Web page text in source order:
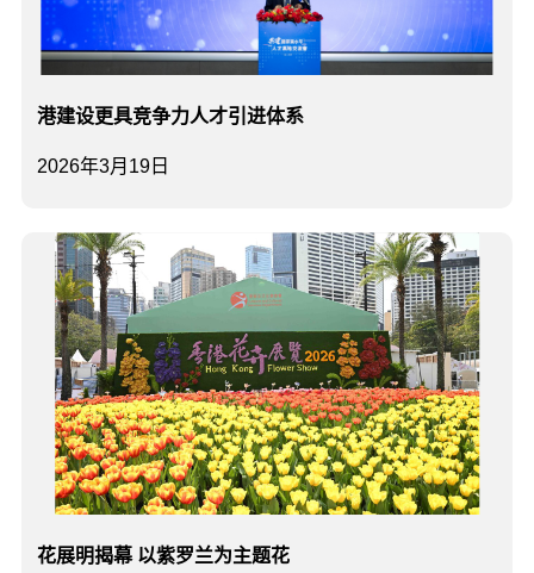
2026年3月19日
港建设更具竞争力人才引进体系
花展明揭幕 以紫罗兰为主题花